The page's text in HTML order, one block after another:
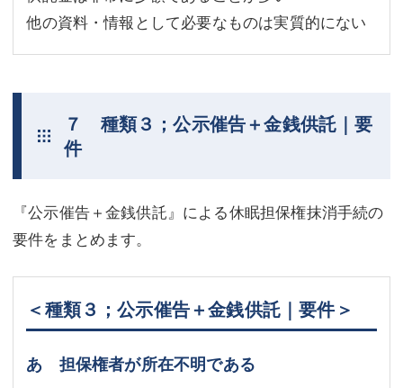
他の資料・情報として必要なものは実質的にない
７ 種類３；公示催告＋金銭供託｜要
件
『公示催告＋金銭供託』による休眠担保権抹消手続の
要件をまとめます。
＜種類３；公示催告＋金銭供託｜要件＞
あ 担保権者が所在不明である